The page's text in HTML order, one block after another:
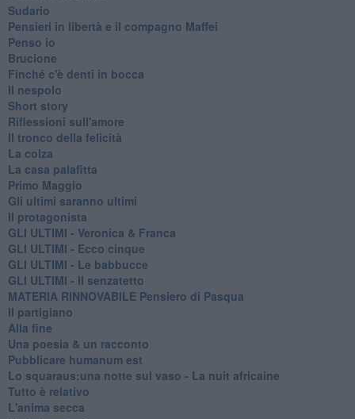
Sudario
Pensieri in libertà e il compagno Maffei
Penso io
Brucione
Finché c'è denti in bocca
Il nespolo
Short story
Riflessioni sull'amore
Il tronco della felicità
La colza
La casa palafitta
Primo Maggio
Gli ultimi saranno ultimi
Il protagonista
GLI ULTIMI - Veronica & Franca
GLI ULTIMI - Ecco cinque
GLI ULTIMI - Le babbucce
GLI ULTIMI - Il senzatetto
MATERIA RINNOVABILE Pensiero di Pasqua
Il partigiano
Alla fine
Una poesia & un racconto
Pubblicare humanum est
Lo squaraus:una notte sul vaso - La nuit africaine
Tutto è relativo
L'anima secca